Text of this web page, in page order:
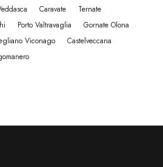
Caravate
Ternate
Porto Valtravaglia
Gornate Olona
Viconago
Castelveccana